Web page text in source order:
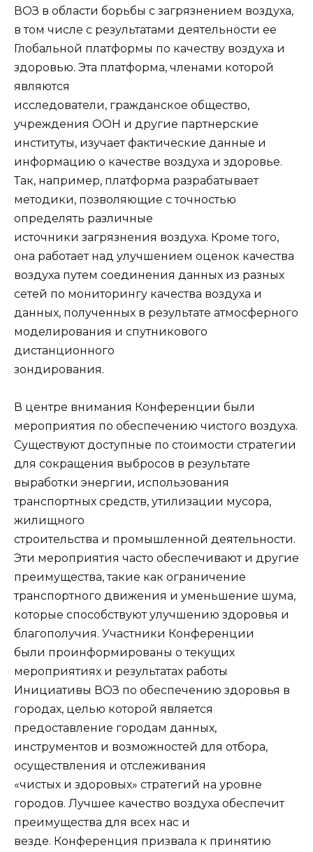
ВОЗ в области борьбы с загрязнением воздуха,
в том числе с результатами деятельности ее
Глобальной платформы по качеству воздуха и
здоровью. Эта платформа, членами которой
являются
исследователи, гражданское общество,
учреждения ООН и другие партнерские
институты, изучает фактические данные и
информацию о качестве воздуха и здоровье.
Так, например, платформа разрабатывает
методики, позволяющие с точностью
определять различные
источники загрязнения воздуха. Кроме того,
она работает над улучшением оценок качества
воздуха путем соединения данных из разных
сетей по мониторингу качества воздуха и
данных, полученных в результате атмосферного
моделирования и спутникового
дистанционного
зондирования.
В центре внимания Конференции были
мероприятия по обеспечению чистого воздуха.
Существуют доступные по стоимости стратегии
для сокращения выбросов в результате
выработки энергии, использования
транспортных средств, утилизации мусора,
жилищного
строительства и промышленной деятельности.
Эти мероприятия часто обеспечивают и другие
преимущества, такие как ограничение
транспортного движения и уменьшение шума,
которые способствуют улучшению здоровья и
благополучия. Участники Конференции
были проинформированы о текущих
мероприятиях и результатах работы
Инициативы ВОЗ по обеспечению здоровья в
городах, целью которой является
предоставление городам данных,
инструментов и возможностей для отбора,
осуществления и отслеживания
«чистых и здоровых» стратегий на уровне
городов. Лучшее качество воздуха обеспечит
преимущества для всех нас и
везде. Конференция призвала к принятию